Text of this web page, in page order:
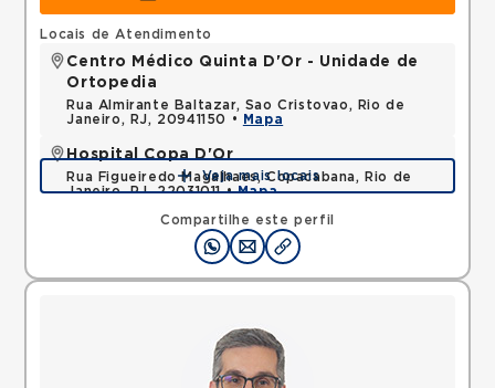
Compartilhe este perfil
Locais de Atendimento
Centro Médico Quinta D'Or - Unidade de
Ortopedia
Rua Almirante Baltazar, Sao Cristovao, Rio de
Janeiro, RJ, 20941150 •
Mapa
Hospital Copa D'Or
Rua Figueiredo Magalhaes, Copacabana, Rio de
Janeiro, RJ, 22031011 •Mapa
Veja mais locais